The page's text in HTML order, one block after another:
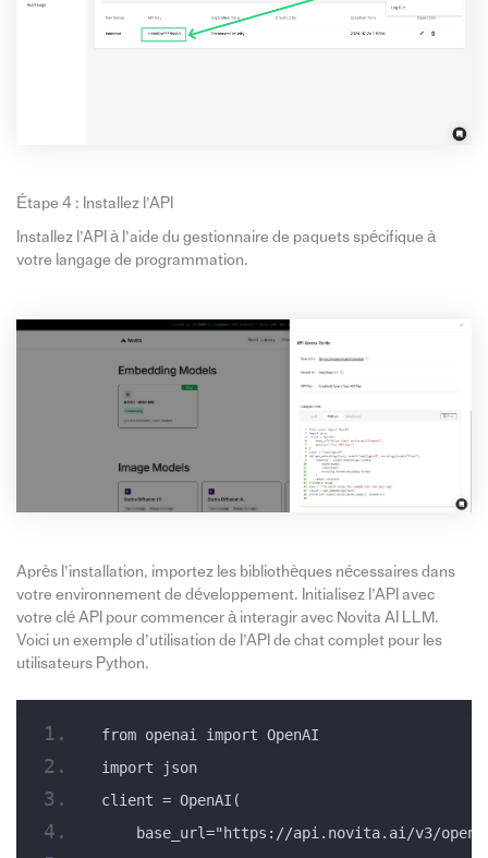
Étape 4 : Installez l’API
Installez l’API à l’aide du gestionnaire de paquets spécifique à
votre langage de programmation.
Après l’installation, importez les bibliothèques nécessaires dans
votre environnement de développement. Initialisez l’API avec
votre clé API pour commencer à interagir avec Novita AI LLM.
Voici un exemple d’utilisation de l’API de chat complet pour les
utilisateurs Python.
from openai import OpenAI
import json
client = OpenAI(
base_url="https://api.novita.ai/v3/